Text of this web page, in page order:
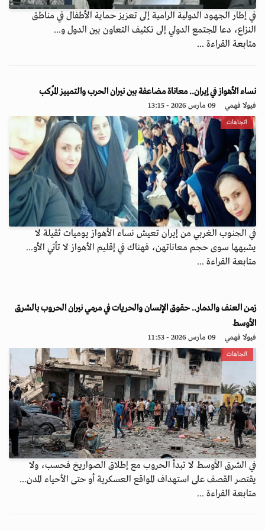
في إطار الجهود الدولية الرامية إلى تعزيز حماية الأطفال في مناطق
النزاع، دعا المجتمع الدولي إلى تكثيف التعاون بين الدول و...
متابعة القراءة ...
نساء الأهواز في إيران.. معاناة مضاعفة بين نيران الحرب والتمييز المُركب
فيولا فهمي 09 مارس 2026 - 13:15
اتجاهات
في الجنوب الغربي من إيران تعيش نساء الأهواز يوميات ثقيلة لا
يشبهها سوى حجم معاناتهن، فهناك في إقليم الأهواز لا تأتي الأو...
متابعة القراءة ...
زمن العنف والدمار.. حقوق الإنسان والحريات في مرمي نيران الحروب بالشرق
الأوسط
فيولا فهمي 09 مارس 2026 - 11:53
اتجاهات
في الشرق الأوسط لا تبدأ الحروب مع إطلاق الصواريخ فحسب، ولا
يقتصر القصف على استهداف المواقع العسكرية أو حتى الأحياء المدن...
متابعة القراءة ...